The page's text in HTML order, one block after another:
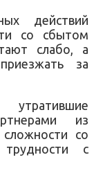
действий
со сбытом
слабо, а
за
из
со
с